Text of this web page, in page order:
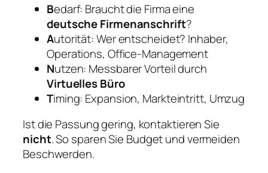
Bedarf: Braucht die Firma eine
deutsche Firmenanschrift?
Autorität: Wer entscheidet? Inhaber,
Operations, Office‑Management
Nutzen: Messbarer Vorteil durch
Virtuelles Büro
Timing: Expansion, Markteintritt, Umzug
Ist die Passung gering, kontaktieren Sie
nicht. So sparen Sie Budget und vermeiden
Beschwerden.